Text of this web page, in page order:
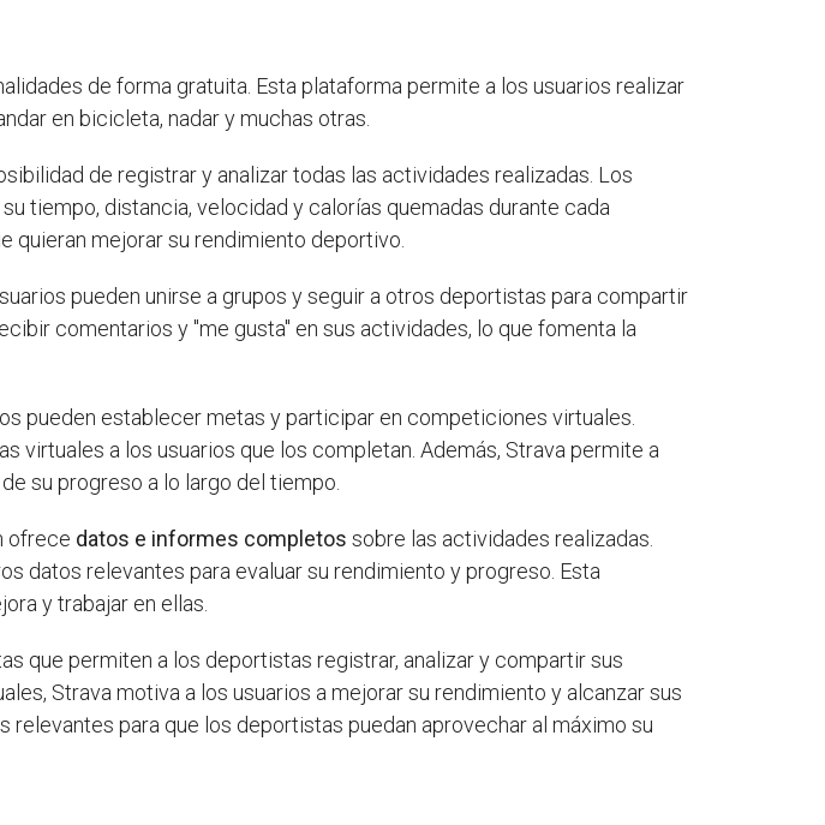
de forma gratuita. Esta plataforma permite a los usuarios realizar
en bicicleta, nadar y muchas otras.
de registrar y analizar todas las actividades realizadas. Los
tiempo, distancia, velocidad y calorías quemadas durante cada
quieran mejorar su rendimiento deportivo.
pueden unirse a grupos y seguir a otros deportistas para compartir
comentarios y "me gusta" en sus actividades, lo que fomenta la
pueden establecer metas y participar en competiciones virtuales.
virtuales a los usuarios que los completan. Además, Strava permite a
su progreso a lo largo del tiempo.
ofrece datos e informes completos sobre las actividades realizadas.
datos relevantes para evaluar su rendimiento y progreso. Esta
y trabajar en ellas.
que permiten a los deportistas registrar, analizar y compartir sus
Strava motiva a los usuarios a mejorar su rendimiento y alcanzar sus
para que los deportistas puedan aprovechar al máximo su